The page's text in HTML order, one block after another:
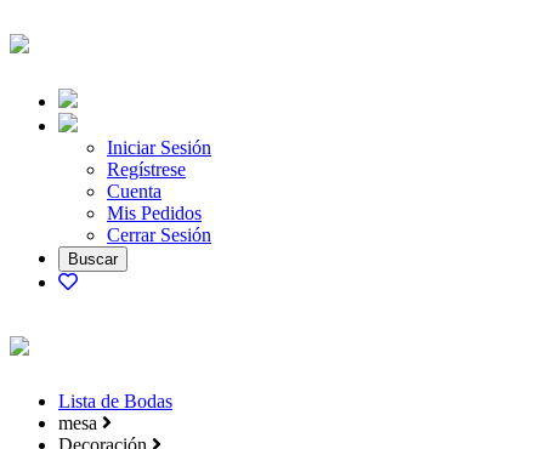
Iniciar Sesión
Regístrese
Cuenta
Mis Pedidos
Cerrar Sesión
Lista de Bodas
mesa